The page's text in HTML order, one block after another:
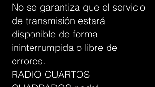
No se garantiza que el servicio
de transmisión estará
disponible de forma
ininterrumpida o libre de
errores.
RADIO CUARTOS